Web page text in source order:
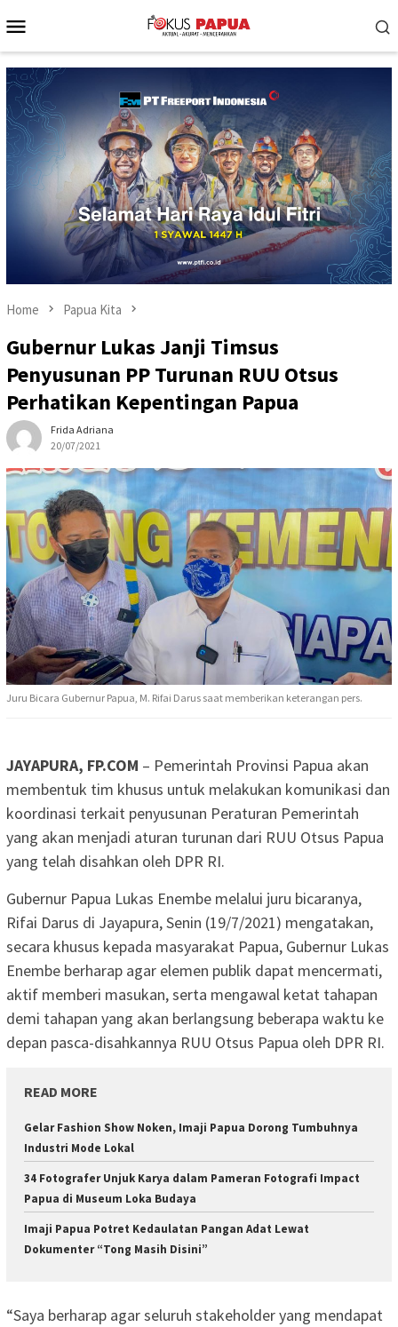
to
Menu
Home Papua Kita
Gubernur Lukas Janji Timsus
Penyusunan PP Turunan RUU Otsus
Perhatikan Kepentingan Papua
Frida Adriana
20/07/2021
Juru Bicara Gubernur Papua, M. Rifai Darus saat memberikan keterangan pers.
JAYAPURA, FP.COM – Pemerintah Provinsi Papua akan
membentuk tim khusus untuk melakukan komunikasi dan
koordinasi terkait penyusunan Peraturan Pemerintah
yang akan menjadi aturan turunan dari RUU Otsus Papua
yang telah disahkan oleh DPR RI.
Gubernur Papua Lukas Enembe melalui juru bicaranya,
Rifai Darus di Jayapura, Senin (19/7/2021) mengatakan,
secara khusus kepada masyarakat Papua, Gubernur Lukas
Enembe berharap agar elemen publik dapat mencermati,
aktif memberi masukan, serta mengawal ketat tahapan
demi tahapan yang akan berlangsung beberapa waktu ke
depan pasca-disahkannya RUU Otsus Papua oleh DPR RI.
READ MORE
Gelar Fashion Show Noken, Imaji Papua Dorong Tumbuhnya
Industri Mode Lokal
34 Fotografer Unjuk Karya dalam Pameran Fotografi Impact
Papua di Museum Loka Budaya
Imaji Papua Potret Kedaulatan Pangan Adat Lewat
Dokumenter “Tong Masih Disini”
“Saya berharap agar seluruh stakeholder yang mendapat